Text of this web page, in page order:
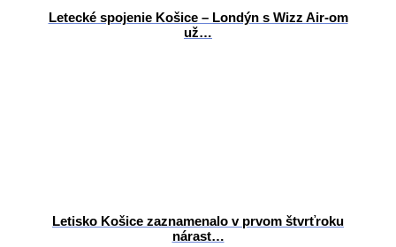
Letecké spojenie Košice – Londýn s Wizz Air-om
už…
Letisko Košice zaznamenalo v prvom štvrťroku
nárast…